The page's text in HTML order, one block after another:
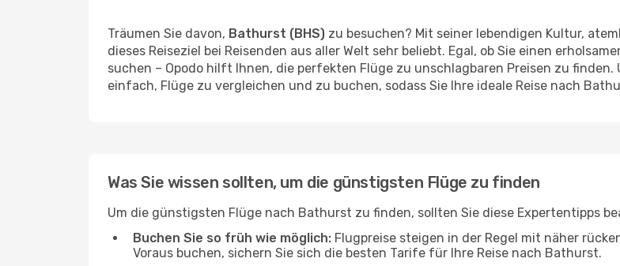
Träumen Sie davon, Bathurst (BHS) zu besuchen? Mit seiner lebendigen Kultur,
dieses Reiseziel bei Reisenden aus aller Welt sehr beliebt. Egal, ob Sie einen
suchen – Opodo hilft Ihnen, die perfekten Flüge zu unschlagbaren Preisen zu
einfach, Flüge zu vergleichen und zu buchen, sodass Sie Ihre ideale Reise nach
Was Sie wissen sollten, um die günstigsten Flüge zu finden
Um die günstigsten Flüge nach Bathurst zu finden, sollten Sie diese Expertentipps
Buchen Sie so früh wie möglich: Flugpreise steigen in der Regel mit näher
Voraus buchen, sichern Sie sich die besten Tarife für Ihre Reise nach Bathurst.